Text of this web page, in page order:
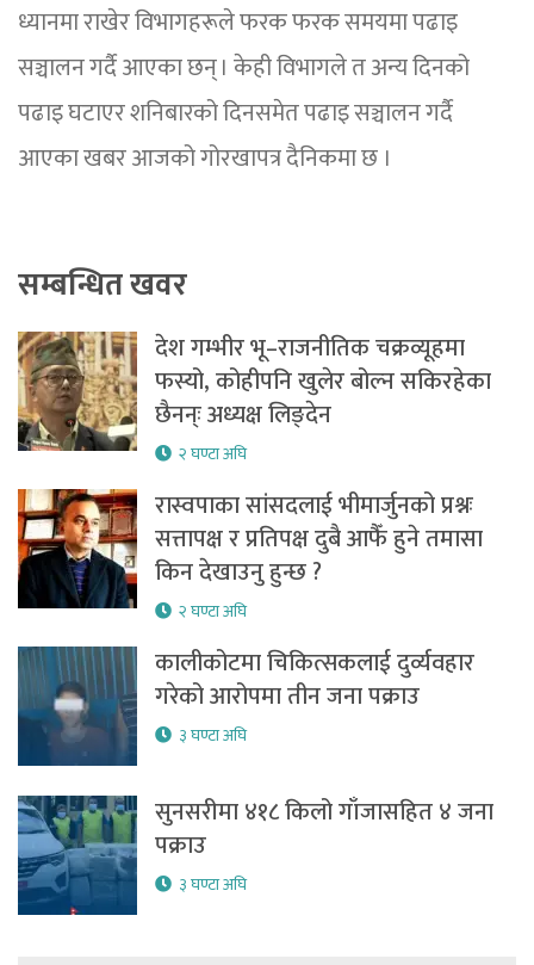
ध्यानमा राखेर विभागहरूले फरक फरक समयमा पढाइ
सञ्चालन गर्दै आएका छन् । केही विभागले त अन्य दिनको
पढाइ घटाएर शनिबारको दिनसमेत पढाइ सञ्चालन गर्दै
आएका खबर आजको गोरखापत्र दैनिकमा छ ।
सम्बन्धित खवर
देश गम्भीर भू–राजनीतिक चक्रव्यूहमा
फस्यो, कोहीपनि खुलेर बोल्न सकिरहेका
छैनन्ः अध्यक्ष लिङ्देन
२ घण्टा अघि
रास्वपाका सांसदलाई भीमार्जुनको प्रश्नः
सत्तापक्ष र प्रतिपक्ष दुबै आफैँ हुने तमासा
किन देखाउनु हुन्छ ?
२ घण्टा अघि
कालीकोटमा चिकित्सकलाई दुर्व्यवहार
गरेको आरोपमा तीन जना पक्राउ
३ घण्टा अघि
सुनसरीमा ४१८ किलो गाँजासहित ४ जना
पक्राउ
३ घण्टा अघि